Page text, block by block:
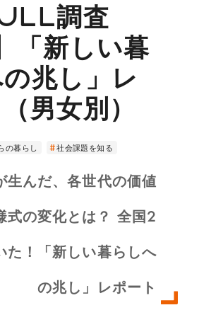
調査
「新しい暮
兆し」レ
男女別）
の暮らし 社会課題を知る
生んだ、各世代の価値
式の変化とは？ 全国2
た！「新しい暮らしへ
の兆し」レポート